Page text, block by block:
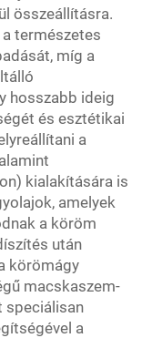
összeállításra.
természetes
míg a
hosszabb ideig
és esztétikai
a
kialakítására is
amelyek
a köröm
után
körömágy
macskaszem-
speciálisan
a